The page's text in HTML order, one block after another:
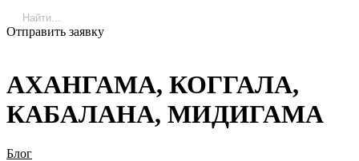
Отправить заявку
АХАНГАМА, КОГГАЛА,
КАБАЛАНА, МИДИГАМА
Блог